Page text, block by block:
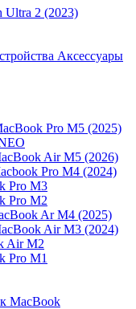
Ultra 2 (2023)
Аксессуары
Pro M5 (2025)
Air M5 (2026)
Pro M4 (2024)
Pro M3
Pro M2
Ar M4 (2025)
Air M3 (2024)
Air M2
Pro M1
MacBook